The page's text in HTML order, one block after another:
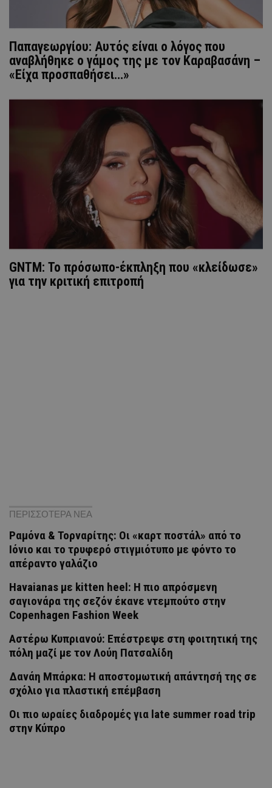
Παπαγεωργίου: Αυτός είναι ο λόγος που
αναβλήθηκε ο γάμος της με τον Καραβασάνη –
«Είχα προσπαθήσει…»
GNTM: Το πρόσωπο-έκπληξη που «κλείδωσε»
για την κριτική επιτροπή
ΠΕΡΙΣΣΟΤΕΡΑ ΝΕΑ
Ραμόνα & Τορναρίτης: Οι «καρτ ποστάλ» από το
Ιόνιο και το τρυφερό στιγμιότυπο με φόντο το
απέραντο γαλάζιο
Havaianas με kitten heel: Η πιο απρόσμενη
σαγιονάρα της σεζόν έκανε ντεμπούτο στην
Copenhagen Fashion Week
Αστέρω Κυπριανού: Επέστρεψε στη φοιτητική της
πόλη μαζί με τον Λούη Πατσαλίδη
Δανάη Μπάρκα: Η αποστομωτική απάντησή της σε
σχόλιο για πλαστική επέμβαση
Οι πιο ωραίες διαδρομές για late summer road trip
στην Κύπρο